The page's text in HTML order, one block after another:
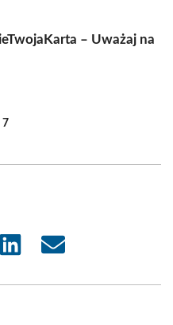
– Uważaj na
7
Share
Share